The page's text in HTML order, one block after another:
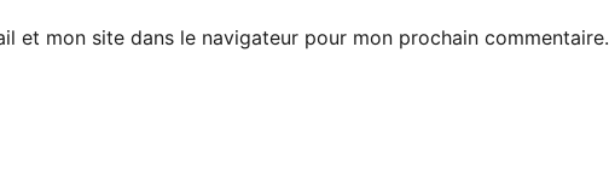
et mon site dans le navigateur pour mon prochain commentaire.